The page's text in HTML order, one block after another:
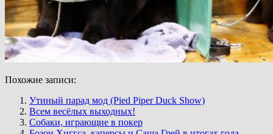
Похожие записи:
Утиный парад мод (Pied Piper Duck Show)
Всем весёлых выходных!
Собаки, играющие в покер